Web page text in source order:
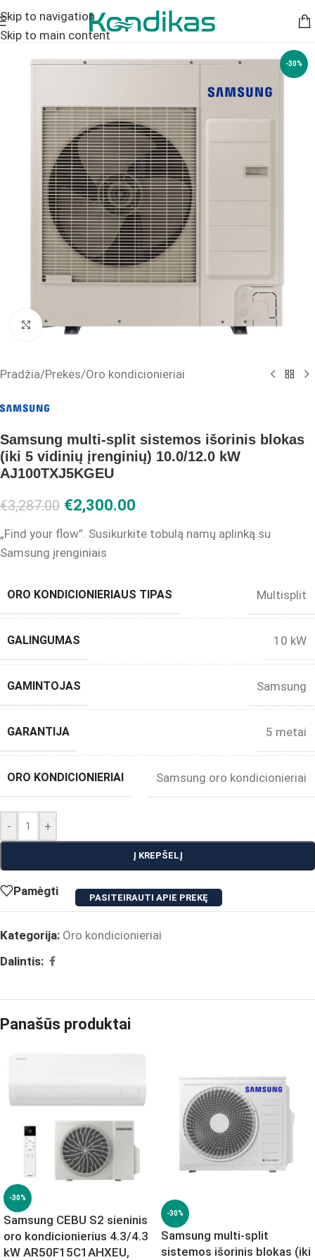
Skip to navigation
Skip to main content
-30%
Click to enlarge
Pradžia/Prekės/Oro kondicionieriai
Samsung multi-split sistemos išorinis blokas
(iki 5 vidinių įrenginių) 10.0/12.0 kW
AJ100TXJ5KGEU
€3,287.00 €2,300.00
„Find your flow”. Susikurkite tobulą namų aplinką su
Samsung įrenginiais
ORO KONDICIONIERIAUS TIPAS Multisplit
GALINGUMAS 10 kW
GAMINTOJAS Samsung
GARANTIJA 5 metai
ORO KONDICIONIERIAI Samsung oro kondicionieriai
- +
Į KREPŠELĮ
Pamėgti
PASITEIRAUTI APIE PREKĘ
Kategorija: Oro kondicionieriai
Dalintis:
Panašūs produktai
-30%
Samsung CEBU S2 sieninis
oro kondicionierius 4.3/4.3
kW AR50F15C1AHXEU,
-30%
Samsung multi-split
sistemos išorinis blokas (iki